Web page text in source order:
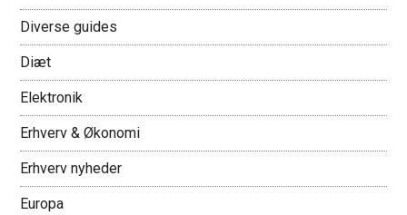
Diverse guides
Diæt
Elektronik
Erhverv & Økonomi
Erhverv nyheder
Europa